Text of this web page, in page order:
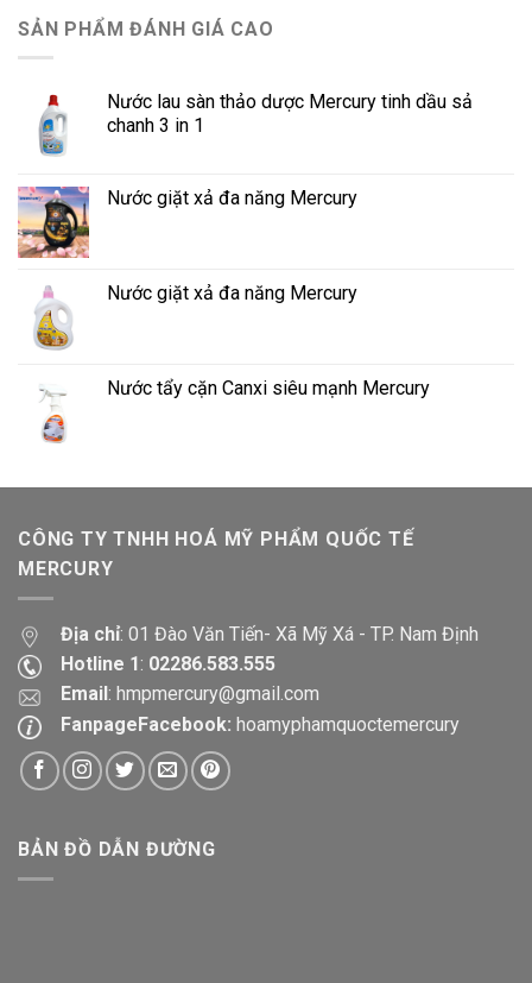
SẢN PHẨM ĐÁNH GIÁ CAO
Nước lau sàn thảo dược Mercury tinh dầu sả
chanh 3 in 1
Nước giặt xả đa năng Mercury
Nước giặt xả đa năng Mercury
Nước tẩy cặn Canxi siêu mạnh Mercury
CÔNG TY TNHH HOÁ MỸ PHẨM QUỐC TẾ
MERCURY
Địa chỉ: 01 Đào Văn Tiến- Xã Mỹ Xá - TP. Nam Định
Hotline 1: 02286.583.555
Email : hmpmercury@gmail.com
FanpageFacebook: hoamyphamquoctemercury
BẢN ĐỒ DẪN ĐƯỜNG